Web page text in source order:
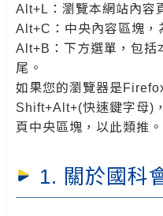
Alt+L：瀏覽本網站內容
Alt+C：中央內容區塊，
Alt+B：下方選單，包括
尾。
如果您的瀏覽器是
Shift+Alt+(快速鍵字母)
頁中央區塊，以此類推。
1. 關於國科